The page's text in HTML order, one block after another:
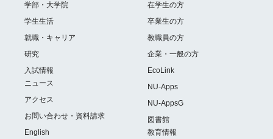
学部・大学院
学生生活
就職・キャリア
研究
入試情報
ニュース
アクセス
お問い合わせ・資料請求
English
在学生の方
卒業生の方
教職員の方
企業・一般の方
EcoLink
NU-Apps
NU-AppsG
図書館
教育情報